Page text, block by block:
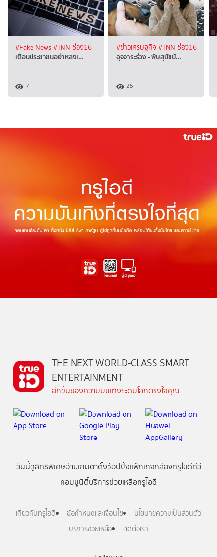
#Fake News#TNN ช่อง16
เตือนประชาชนอย่าหลงเ…
7
#ข่าวเศรษฐกิจ #TNN ช่อง16
อุจจาระร่วง - พิษสุนัขบ้…
25
THE NEXT WORLD-CLASS SMART
ENTERTAINMENT
อีกขั้นของความบันเทิงระดับโลกตรงใจคุณ
วันนี้ดูสิทธิพิเศษอ่านเกมตาตั้งช้อปปิ้งแพ็กเกจกล่องทรูไอดีทีวี
คอมมูนิตี้บริการช่วยเหลือทรูไอดี
เกี่ยวกับทรูไอดี ข้อกำหนดและเงื่อนไข
นโยบายความเป็นส่วนตัว
บริการช่วยเหลือ
ติดต่อเรา